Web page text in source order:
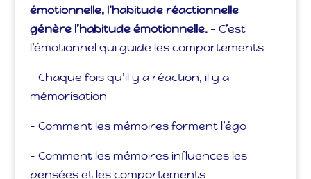
émotionnelle, l’habitude réactionnelle
génère l’habitude émotionnelle.– C’est
l’émotionnel qui guide les comportements
– Chaque fois qu’il y a réaction, il y a
mémorisation
– Comment les mémoires forment l’égo
– Comment les mémoires influences les
pensées et les comportements